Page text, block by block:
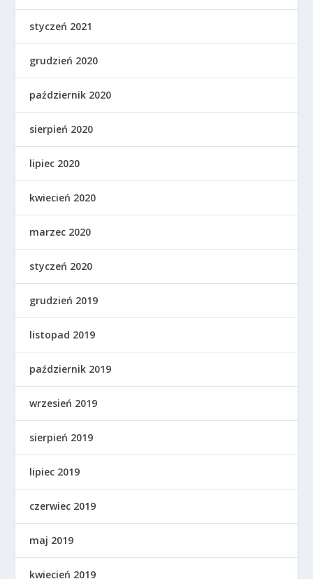
styczeń 2021
grudzień 2020
październik 2020
sierpień 2020
lipiec 2020
kwiecień 2020
marzec 2020
styczeń 2020
grudzień 2019
listopad 2019
październik 2019
wrzesień 2019
sierpień 2019
lipiec 2019
czerwiec 2019
maj 2019
kwiecień 2019